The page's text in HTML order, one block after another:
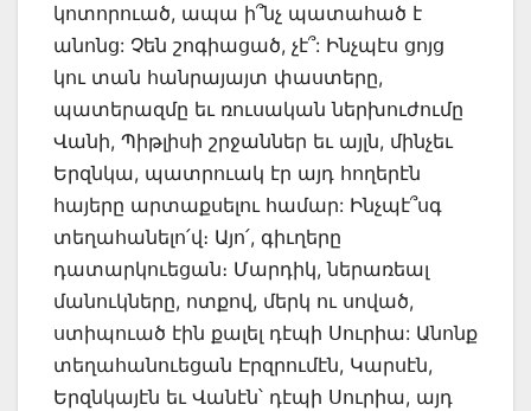
կոտորուած, ապա ի՞նչ պատահած է
անոնց: Չեն շոգիացած, չէ՞: Ինչպէս ցոյց
կու տան հանրայայտ փաստերը,
պատերազմը եւ ռուսական ներխուժումը
Վանի, Պիթլիսի շրջաններ եւ այլն, մինչեւ
Երզնկա, պատրուակ էր այդ հողերէն
հայերը արտաքսելու համար: Ինչպէ՞սգ
տեղահանելո՛վ։ Այո՛, գիւղերը
դատարկուեցան։ Մարդիկ, ներառեալ
մանուկները, ոտքով, մերկ ու սոված,
ստիպուած էին քալել դէպի Սուրիա: Անոնք
տեղահանուեցան Էրզրումէն, Կարսէն,
Երզնկայէն եւ Վանէն՝ դէպի Սուրիա, այդ